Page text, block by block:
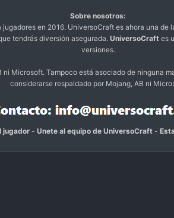
Sobre nosotros:
en 2016. UniversoCraft es ahora una
tendrás diversión asegurada. UniversoCraft es
versiones.
Microsoft. Tampoco está asociado de ninguna
considerarse respaldado por Mojang, AB ni
jugador- Unete al equipo de UniversoCraft -